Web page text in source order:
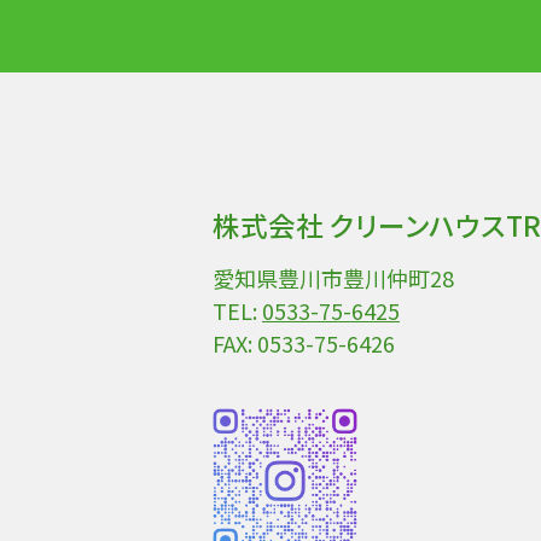
株式会社 クリーンハウス
愛知県豊川市豊川仲町28
TEL:0533-75-6425
FAX: 0533-75-6426